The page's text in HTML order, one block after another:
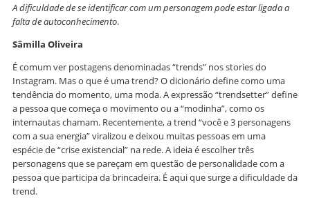
A dificuldade de se identificar com um personagem pode estar ligada a
falta de autoconhecimento.
Sâmilla Oliveira
É comum ver postagens denominadas “trends” nos stories do
Instagram. Mas o que é uma trend? O dicionário define como uma
tendência do momento, uma moda. A expressão “trendsetter” define
a pessoa que começa o movimento ou a “modinha”, como os
internautas chamam. Recentemente, a trend “você e 3 personagens
com a sua energia” viralizou e deixou muitas pessoas em uma
espécie de “crise existencial” na rede. A ideia é escolher três
personagens que se pareçam em questão de personalidade com a
pessoa que participa da brincadeira. É aqui que surge a dificuldade da
trend.